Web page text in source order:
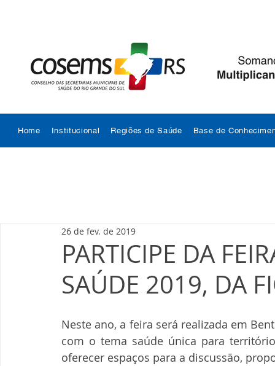
Home Institucional Regiões de Saúde Base de
PARTICIPE DA
SAÚDE 2019, DA
26 de fev. de 2019
Neste ano, a feira será realizada em
com o tema saúde única para
oferecer espaços para a discussão,